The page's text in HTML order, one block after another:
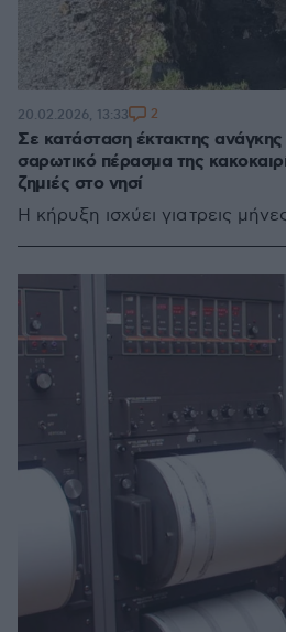
Σε κατάσταση έκτακτης
σαρωτικό πέρασμα της
ζημιές στο νησί
Η κήρυξη ισχύει για τρεις
20.02.2026, 13:33 2